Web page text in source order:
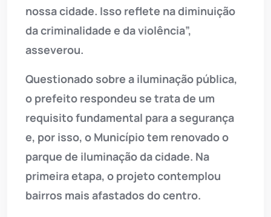
nossa cidade. Isso reflete na diminuição
da criminalidade e da violência”,
asseverou.
Questionado sobre a iluminação pública,
o prefeito respondeu se trata de um
requisito fundamental para a segurança
e, por isso, o Município tem renovado o
parque de iluminação da cidade. Na
primeira etapa, o projeto contemplou
bairros mais afastados do centro.